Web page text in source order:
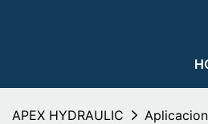
APEX HYDRAULIC